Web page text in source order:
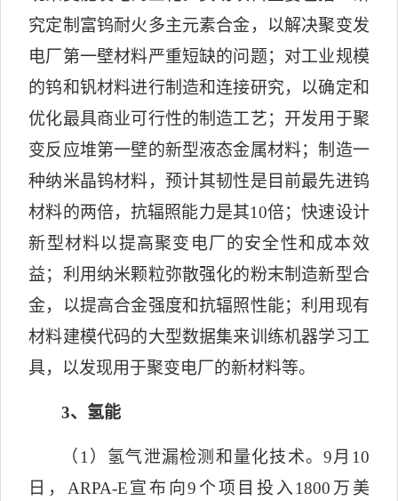
究定制富钨耐火多主元素合金，以解决聚变发
电厂第一壁材料严重短缺的问题；对工业规模
的钨和钒材料进行制造和连接研究，以确定和
优化最具商业可行性的制造工艺；开发用于聚
变反应堆第一壁的新型液态金属材料；制造一
种纳米晶钨材料，预计其韧性是目前最先进钨
材料的两倍，抗辐照能力是其10倍；快速设计
新型材料以提高聚变电厂的安全性和成本效
益；利用纳米颗粒弥散强化的粉末制造新型合
金，以提高合金强度和抗辐照性能；利用现有
材料建模代码的大型数据集来训练机器学习工
具，以发现用于聚变电厂的新材料等。
3、氢能
（ 1 ）氢气泄漏检测和量化技术。9月 10
日， ARPA-E宣布向9 个项目投入1800 万美